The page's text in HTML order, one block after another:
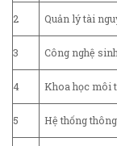
2 Quản lý tài
3 Công nghệ
4 Khoa học môi
5 Hệ thống